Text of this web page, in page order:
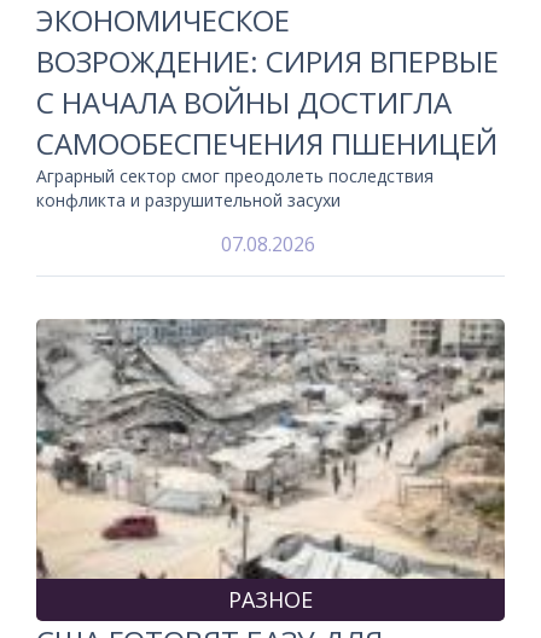
ЭКОНОМИЧЕСКОЕ
ВОЗРОЖДЕНИЕ: СИРИЯ ВПЕРВЫЕ
С НАЧАЛА ВОЙНЫ ДОСТИГЛА
САМООБЕСПЕЧЕНИЯ ПШЕНИЦЕЙ
Аграрный сектор смог преодолеть последствия
конфликта и разрушительной засухи
07.08.2026
РАЗНОЕ